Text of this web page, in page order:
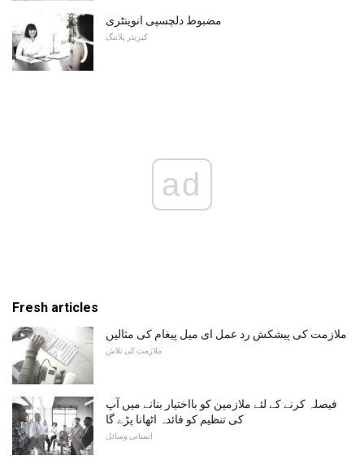
مضبوط دلچسپی انوینٹری
کیریئر پلاننگ
ad
Fresh articles
ملازمت کی پیشکش رد عمل ای میل پیغام کی مثالیں
ملازمت کی تلاش
فیصلہ کرنے کے لئے ملازمین کو بااختیار بنانے میں آپ
کی تنظیم کو فائدہ اٹھانا پڑے گا
انسانی وسائل